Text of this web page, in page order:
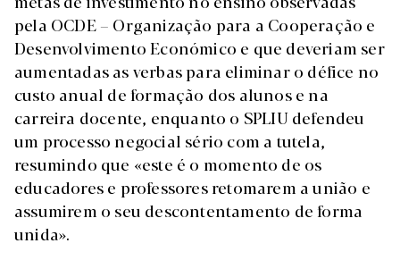
pela OCDE – Organização para a Cooperação e
Desenvolvimento Económico e que deveriam ser
aumentadas as verbas para eliminar o défice no
custo anual de formação dos alunos e na
carreira docente, enquanto o SPLIU defendeu
um processo negocial sério com a tutela,
resumindo que «este é o momento de os
educadores e professores retomarem a união e
assumirem o seu descontentamento de forma
unida».